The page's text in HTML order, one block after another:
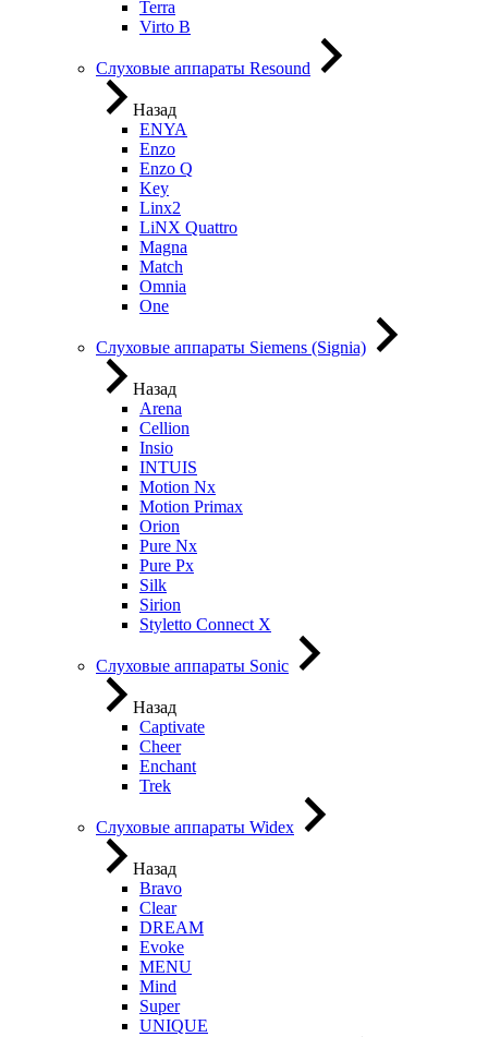
Terra
Virto B
Слуховые аппараты Resound
Назад
ENYA
Enzo
Enzo Q
Key
Linx2
LiNX Quattro
Magna
Match
Omnia
One
Слуховые аппараты Siemens (Signia)
Назад
Arena
Cellion
Insio
INTUIS
Motion Nx
Motion Primax
Orion
Pure Nx
Pure Px
Silk
Sirion
Styletto Connect X
Слуховые аппараты Sonic
Назад
Captivate
Cheer
Enchant
Trek
Слуховые аппараты Widex
Назад
Bravo
Clear
DREAM
Evoke
MENU
Mind
Super
UNIQUE